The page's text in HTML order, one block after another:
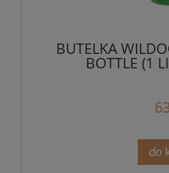
BUTELKA
BOTTLE (1
do